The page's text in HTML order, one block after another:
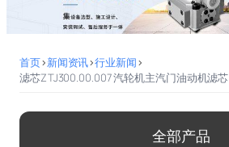
首页>新闻资讯>行业新闻>
滤芯ZTJ300.00.007 汽轮机主汽门油动机滤芯
全部产品